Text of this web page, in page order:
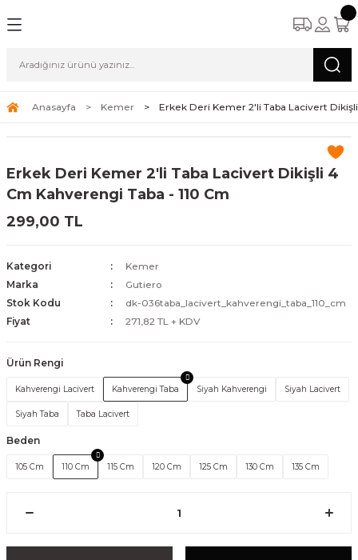
Anasayfa Kemer Erkek Deri Kemer 2'li Taba Lacivert
Erkek Deri Kemer 2'li Taba Lacivert Dikişli 4
Cm Kahverengi Taba - 110 Cm
299,00 TL
Kategori
Kemer
Marka
Gutiero
Stok Kodu
dk-036taba_lacivert_kahverengi_taba_110_cm
Fiyat
271,82 TL + KDV
Ürün Rengi
Kahverengi Lacivert Kahverengi Taba Siyah Kahverengi Siyah Lacivert
Siyah Taba Taba Lacivert
Beden
105 Cm 110 Cm 115 Cm 120 Cm 125 Cm 130 Cm 135 Cm